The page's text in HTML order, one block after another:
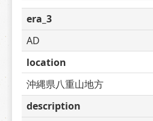
era_3
AD
location
沖縄県八重山地方
description